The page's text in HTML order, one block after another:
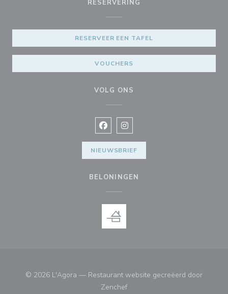
RESERVERING
RESERVEER EEN TAFEL
VOUCHERS
VOLG ONS
Facebook ((opent in een nieuw
Instagram ((opent in een
NIEUWSBRIEF
BELONINGEN
© 2026 L'Agora — Restaurant website gecreëerd door
Zenchef((opent in een nieuw venster))